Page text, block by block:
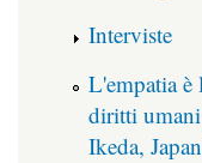
Interviste
L'empatia è
diritti
Ikeda,